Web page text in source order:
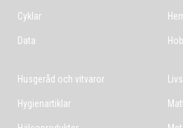
Cyklar
Data
Husgeråd och vitvaror
Hygienartiklar